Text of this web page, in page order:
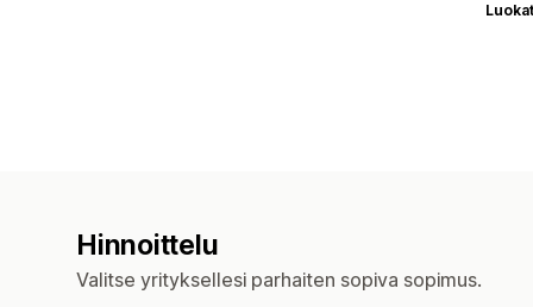
Luokat
Hinnoittelu
Valitse yrityksellesi parhaiten sopiva sopimus.